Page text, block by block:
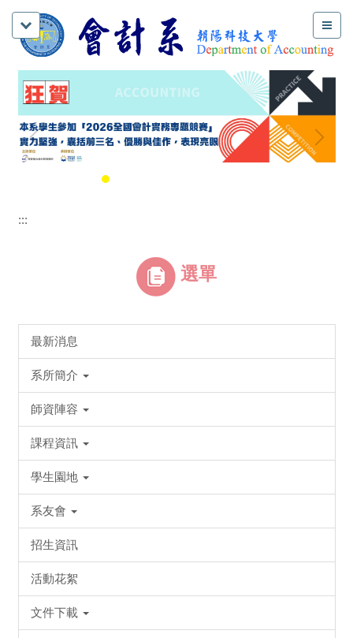
:::
選單
最新消息
系所簡介
師資陣容
課程資訊
學生園地
系友會
招生資訊
活動花絮
文件下載